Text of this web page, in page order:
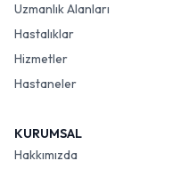
Uzmanlık Alanları
Hastalıklar
Hizmetler
Hastaneler
KURUMSAL
Hakkımızda